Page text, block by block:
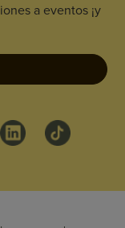
a eventos ¡y